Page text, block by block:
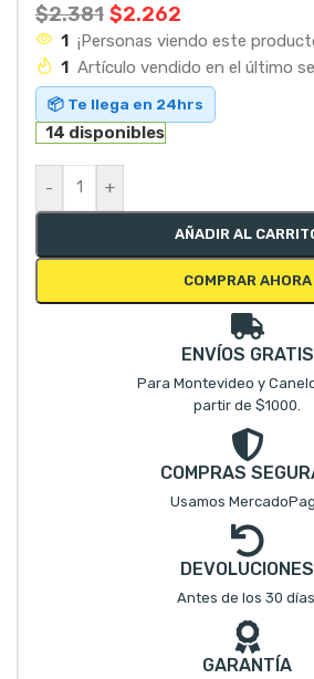
$2.381 $2.262
1 ¡Personas viendo este
1 Artículo vendido en el último
📦 Te llega en 24hrs
14 disponibles
- +
AÑADIR AL
COMPRAR AHORA
ENVÍOS GRATIS
Para Montevideo y
partir de $1000.
COMPRAS
Usamos
DEVOLUCIONES
Antes de los 30 días.
GARANTÍA